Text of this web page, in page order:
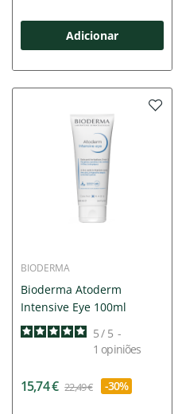
Adicionar
BIODERMA
Bioderma Atoderm
Intensive Eye 100ml
5/ 5 -
1 opiniões
15,74 € 22,49 € -30%